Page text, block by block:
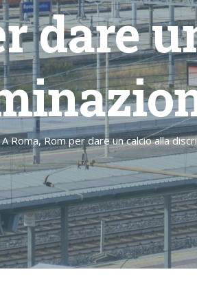
dare
A Roma, Rom per dare un calcio alla